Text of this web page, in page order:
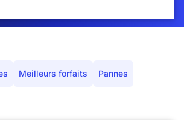
Meilleurs forfaits Pannes